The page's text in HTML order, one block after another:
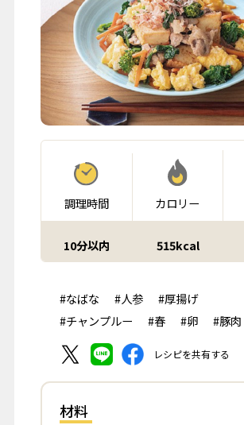
調理時間
10分以内
カロリー
515kcal
#なばな #人参
#厚揚げ
#チャンプルー
#春 #卵 #豚肉
レシピを共有する
材料